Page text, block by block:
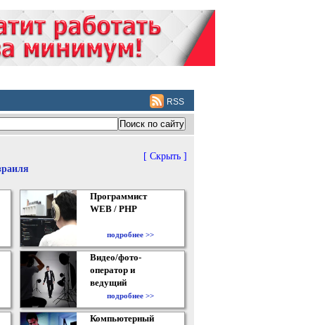
RSS
[ Скрыть ]
Программист
WEB / PHP
подробнее >>
Видео/фото-
оператор и
ведущий
подробнее >>
Компьютерный